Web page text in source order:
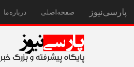
پارسی‌نیوز صفحه‌اصلی درباره‌ما